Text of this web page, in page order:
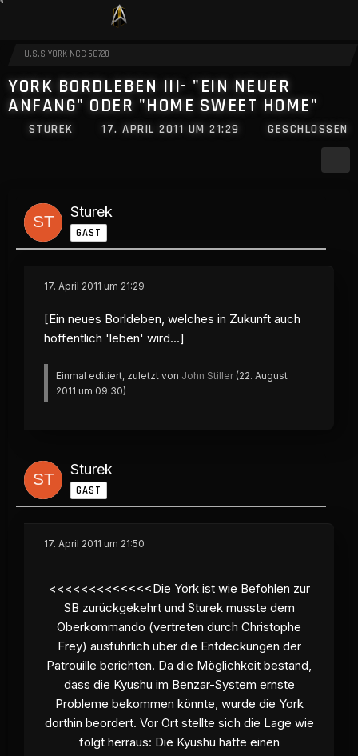
U.S.S YORK NCC-68720
YORK BORDLEBEN III- "EIN NEUER
ANFANG" ODER "HOME SWEET HOME"
STUREK 17. APRIL 2011 UM 21:29 GESCHLOSSEN
Sturek
GAST
17. April 2011 um 21:29
[Ein neues Borldeben, welches in Zukunft auch
hoffentlich 'leben' wird...]
Einmal editiert, zuletzt von John Stiller(22. August
2011 um 09:30)
Sturek
GAST
17. April 2011 um 21:50
<<<<<<<<<<<<<Die York ist wie Befohlen zur
SB zurückgekehrt und Sturek musste dem
Oberkommando (vertreten durch Christophe
Frey) ausführlich über die Entdeckungen der
Patrouille berichten. Da die Möglichkeit bestand,
dass die Kyushu im Benzar-System ernste
Probleme bekommen könnte, wurde die York
dorthin beordert. Vor Ort stellte sich die Lage wie
folgt herraus: Die Kyushu hatte einen